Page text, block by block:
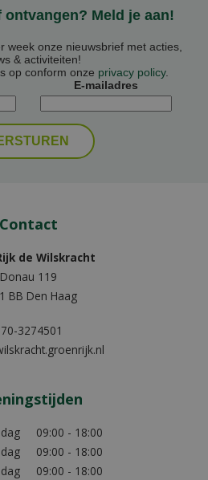
Meld je aan!
week onze nieuwsbrief met acties,
& activiteiten!
op conform onze privacy policy.
E-mailadres
Contact
de Wilskracht
Donau 119
BB Den Haag
3274501
09:00 - 18:00
09:00 - 18:00
09:00 - 18:00